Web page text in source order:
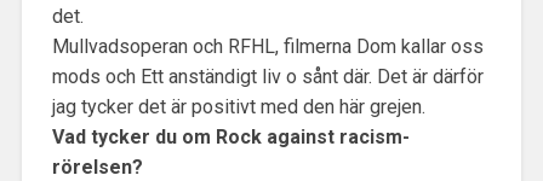
det.
Mullvadsoperan och RFHL, filmerna Dom kallar oss
mods och Ett anständigt liv o sånt där. Det är därför
jag tycker det är positivt med den här grejen.
Vad tycker du om Rock against racism-
rörelsen?